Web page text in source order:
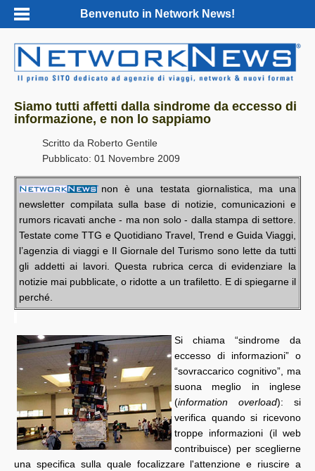
Benvenuto in Network News!
Siamo tutti affetti dalla sindrome da eccesso di
informazione, e non lo sappiamo
Scritto da Roberto Gentile
Pubblicato: 01 Novembre 2009
non è una testata giornalistica, ma una
newsletter compilata sulla base di notizie, comunicazioni e
rumors ricavati anche - ma non solo - dalla stampa di settore.
Testate come TTG e Quotidiano Travel, Trend e Guida Viaggi,
l’agenzia di viaggi e Il Giornale del Turismo sono lette da tutti
gli addetti ai lavori. Questa rubrica cerca di evidenziare la
notizie mai pubblicate, o ridotte a un trafiletto. E di spiegarne il
perché.
Si chiama “sindrome da
eccesso di informazioni” o
“sovraccarico cognitivo”, ma
suona meglio in inglese
(information overload): si
verifica quando si ricevono
troppe informazioni (il web
contribuisce) per sceglierne
una specifica sulla quale focalizzare l'attenzione e riuscire a